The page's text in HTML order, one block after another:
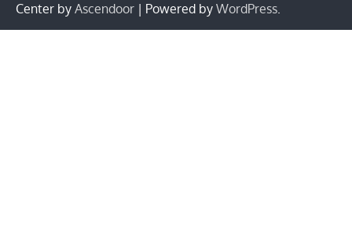
Center by Ascendoor | Powered by WordPress.